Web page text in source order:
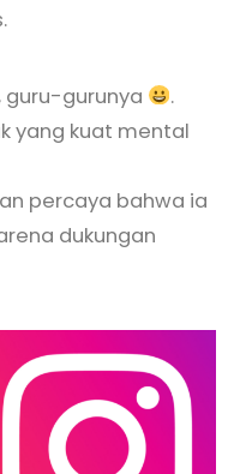
guru-gurunya
.
yang kuat mental
percaya bahwa ia
dukungan